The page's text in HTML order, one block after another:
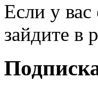
Если у
зайдите в